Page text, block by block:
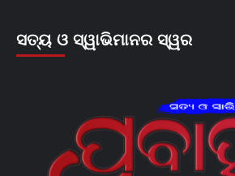
ସତ୍ୟ ଓ ସ୍ୱାଭିମାନର ସ୍ୱର